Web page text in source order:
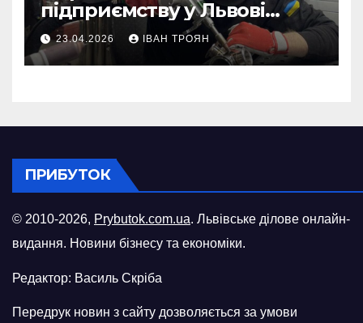
підприємству у Львові
відновити виробничі
потужності після атаки
російського БПЛА
23.04.2026 ІВАН ТРОЯН
ПРИБУТОК
© 2010-2026, Prybutok.com.ua. Львівське ділове онлайн-
видання. Новини бізнесу та економіки.
Редактор: Василь Скріба
Передрук новин з сайту дозволяється за умови